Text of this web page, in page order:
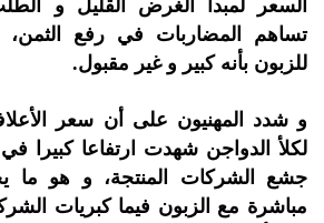
السعر لمبدأ الغرض القليل و
تساهم المضاربات في رفع الثمن،
للزبون بأنه كبير و غير مقبول.
و شدد المهنيون على أن سعر
لكلأ الدواجن شهدت ارتفاعا كبيرا
جشع الشركات المنتجة، و هو ما
مباشرة مع الزبون فيما كبريات